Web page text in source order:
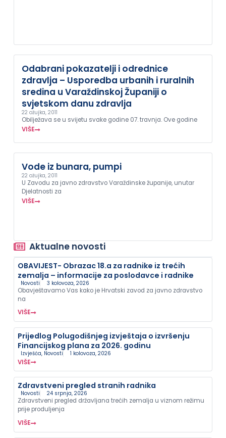
Odabrani pokazatelji i odrednice
zdravlja – Usporedba urbanih i ruralnih
sredina u Varaždinskoj Županiji o
svjetskom danu zdravlja
22 ožujka, 2011
Obilježava se u svijetu svake godine 07. travnja. Ove godine
VIŠE
Vode iz bunara, pumpi
22 ožujka, 2011
U Zavodu za javno zdravstvo Varaždinske županije, unutar
Djelatnosti za
VIŠE
Aktualne novosti
OBAVIJEST- Obrazac 18.a za radnike iz trećih
zemalja – informacije za poslodavce i radnike
Novosti 3 kolovoza, 2026
Obavještavamo Vas kako je Hrvatski zavod za javno zdravstvo
na
VIŠE
Prijedlog Polugodišnjeg izvještaja o izvršenju
Financijskog plana za 2026. godinu
Izvješća, Novosti 1 kolovoza, 2026
VIŠE
Zdravstveni pregled stranih radnika
Novosti 24 srpnja, 2026
Zdravstveni pregled državljana trećih zemalja u viznom režimu
prije produljenja
VIŠE